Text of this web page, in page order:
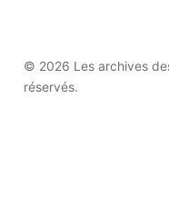
© 2026 Les archives
réservés.